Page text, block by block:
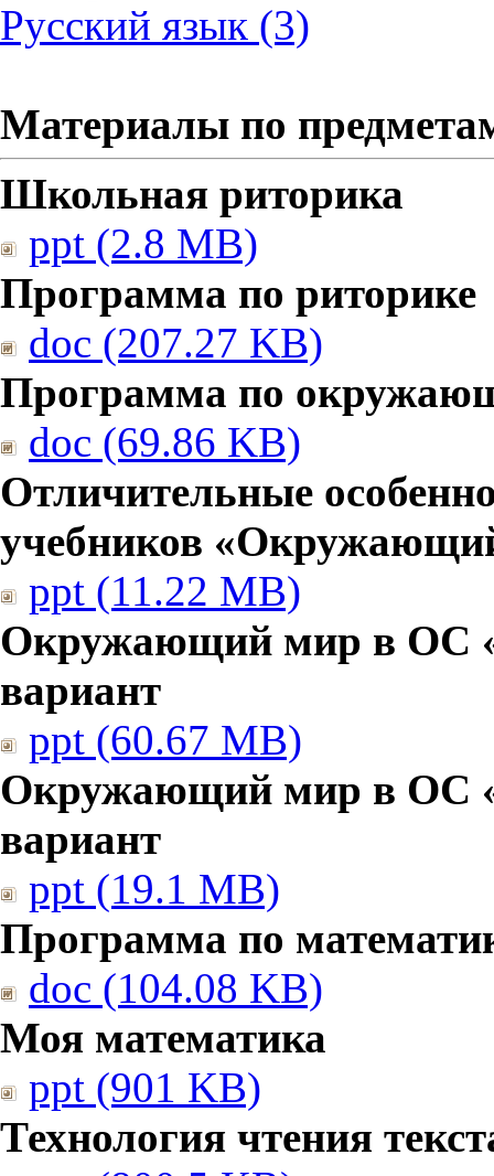
Русский язык (3)
Материалы по
Школьная риторика
ppt (2.8 MB)
Программа по риторике
doc (207.27 KB)
Программа по
doc (69.86 KB)
Отличительные
учебников
ppt (11.22 MB)
Окружающий мир в ОС
вариант
ppt (60.67 MB)
Окружающий мир в ОС
вариант
ppt (19.1 MB)
Программа по
doc (104.08 KB)
Моя математика
ppt (901 KB)
Технология чтения